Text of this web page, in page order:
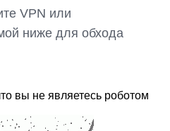
VPN или
ниже для обхода
вы не являетесь роботом